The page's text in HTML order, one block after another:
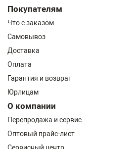
Покупателям
Что с заказом
Самовывоз
Доставка
Оплата
Гарантия и возврат
Юрлицам
О компании
Перепродажа и сервис
Оптовый прайс-лист